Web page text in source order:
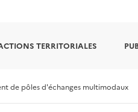
TERRITORIALES
de pôles d'échanges multimodaux